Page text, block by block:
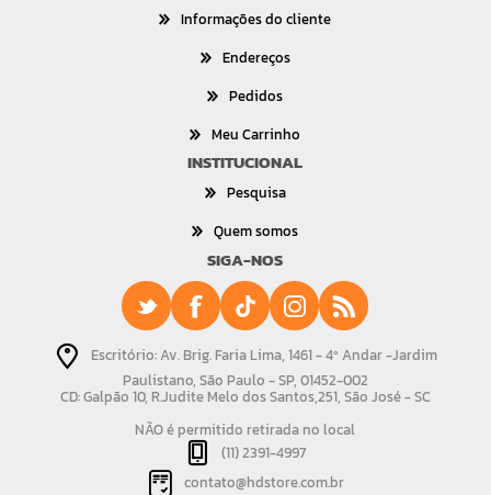
Informações do cliente
Endereços
Pedidos
Meu Carrinho
INSTITUCIONAL
Pesquisa
Quem somos
SIGA-NOS
Escritório: Av. Brig. Faria Lima, 1461 - 4º Andar -Jardim
Paulistano, São Paulo - SP, 01452-002
CD: Galpão 10, R.Judite Melo dos Santos,251, São José - SC
NÃO é permitido retirada no local
(11) 2391-4997
contato@hdstore.com.br